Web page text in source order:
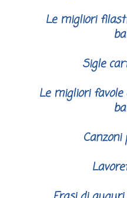
Le migliori
Sigle
Le migliori